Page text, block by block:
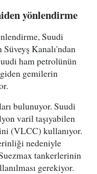
yönlendirme
Suudi
Kanalı'ndan
ham petrolünün
giden gemilerin
bulunuyor. Suudi
varil taşıyabilen
(VLCC) kullanıyor.
nedeniyle
tankerlerinin
gerekiyor.